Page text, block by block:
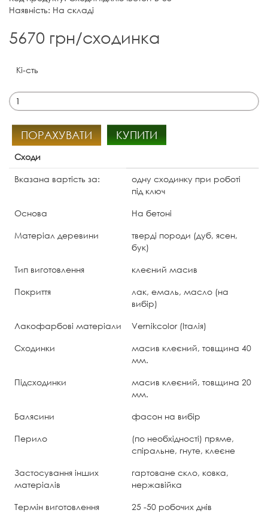
Наявність: На складі
5670 грн/сходинка
Кі-сть
ПОРАХУВАТИ КУПИТИ
Сходи
Вказана вартість за:
одну сходинку при роботі
під ключ
Основа
На бетоні
Матеріал деревини
тверді породи (дуб, ясен,
бук)
Тип виготовлення
клеєний масив
Покриття
лак, емаль, масло (на
вибір)
Лакофарбові матеріали
Vernikcolor (Італія)
Сходинки
масив клеєний, товщина 40
мм.
Підсходинки
масив клеєний, товщина 20
мм.
Балясини
фасон на вибір
Перило
(по необхідності) пряме,
спіральне, гнуте, клеєне
Застосування інших
матеріалів
гартоване скло, ковка,
нержавійка
Термін виготовлення
25 -50 робочих днів